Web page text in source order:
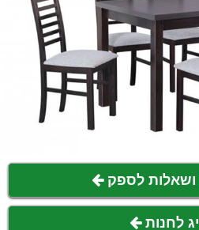
ושאלות לספק
לחנות